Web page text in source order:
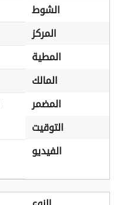
الشوط
المركز
المطية
المالك
المضمر
التوقيت
الفيديو